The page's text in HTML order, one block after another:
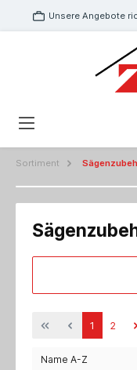
Unsere Angebote
Sortiment
1 2